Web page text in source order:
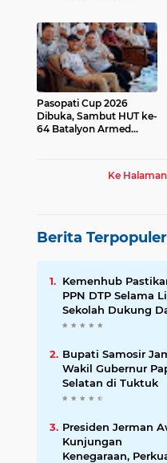
Pasopati Cup 2026
Dibuka, Sambut HUT ke-
64 Batalyon Armed
Ke
Berita Terpopuler
Kemenhub
PPN DTP Selama
Sekolah Dukung
Beli Masyarakat
Bupati Samosir
Wakil Gubernur
Selatan di Tuktuk
Presiden Jerman
Kunjungan
Kenegaraan,